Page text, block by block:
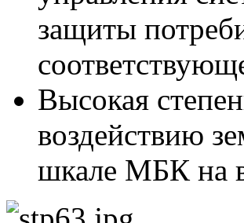
защиты
Высокая
воздействию
шкале МБК на